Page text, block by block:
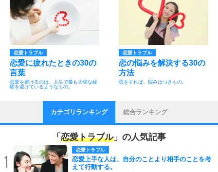
恋愛トラブル
恋愛に疲れたときの30の
言葉
恋愛を避けるのは、人生で最も大切な経
験を避けているようなもの。
恋愛トラブル
恋の悩みを解決する30の
方法
恋をすれば、悩みはつきもの。
カテゴリランキング 総合ランキング
「 恋愛トラブル」の人気記事
1
恋愛トラブル
恋愛上手な人は、自分のことより相手のことを考
えて行動する。